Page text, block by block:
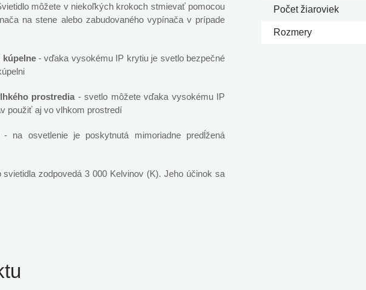
môžete v niekoľkých krokoch stmievať pomocou
na stene alebo zabudovaného vypínača v prípade
kúpelne- vďaka vysokému IP krytiu je svetlo bezpečné
prostredia - svetlo môžete vďaka vysokému IP
použiť aj vo vlhkom prostredí
- na osvetlenie je poskytnutá mimoriadne predĺžená
svietidla zodpovedá 3 000 Kelvinov (K). Jeho účinok sa
Počet žiaroviek
Rozmery